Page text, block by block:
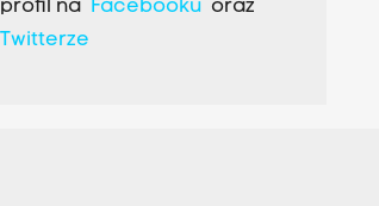
profil na Facebookuoraz
Twitterze